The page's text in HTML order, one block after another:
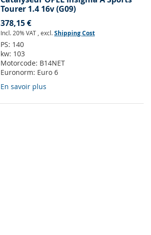
Tourer 1.4 16v (G09)
378,15 €
Incl. 20% VAT , excl.Shipping Cost
PS: 140
kw: 103
Motorcode: B14NET
Euronorm: Euro 6
En savoir plus